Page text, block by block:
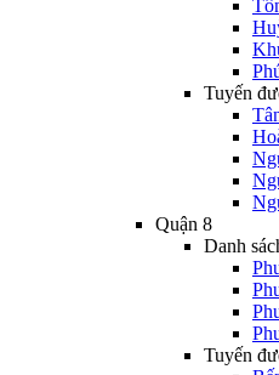
Tuyến
Quận 8
Danh
Tuyến